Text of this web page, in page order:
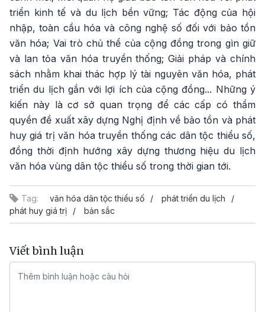
triển kinh tế và du lịch bền vững; Tác động của hội
nhập, toàn cầu hóa và công nghệ số đối với bảo tồn
văn hóa; Vai trò chủ thể của cộng đồng trong gìn giữ
và lan tỏa văn hóa truyền thống; Giải pháp và chính
sách nhằm khai thác hợp lý tài nguyên văn hóa, phát
triển du lịch gắn với lợi ích của cộng đồng... Những ý
kiến này là cơ sở quan trọng để các cấp có thẩm
quyền đề xuất xây dựng Nghị định về bảo tồn và phát
huy giá trị văn hóa truyền thống các dân tộc thiểu số,
đồng thời định hướng xây dựng thương hiệu du lịch
văn hóa vùng dân tộc thiểu số trong thời gian tới.
Tag: văn hóa dân tộc thiểu số
phát triển du lịch
phát huy giá trị
bản sắc
Viết bình luận